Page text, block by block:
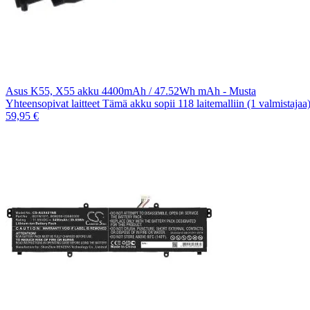
Asus K55, X55 akku 4400mAh / 47.52Wh mAh - Musta
Yhteensopivat laitteet Tämä akku sopii 118 laitemalliin (1
59,95 €